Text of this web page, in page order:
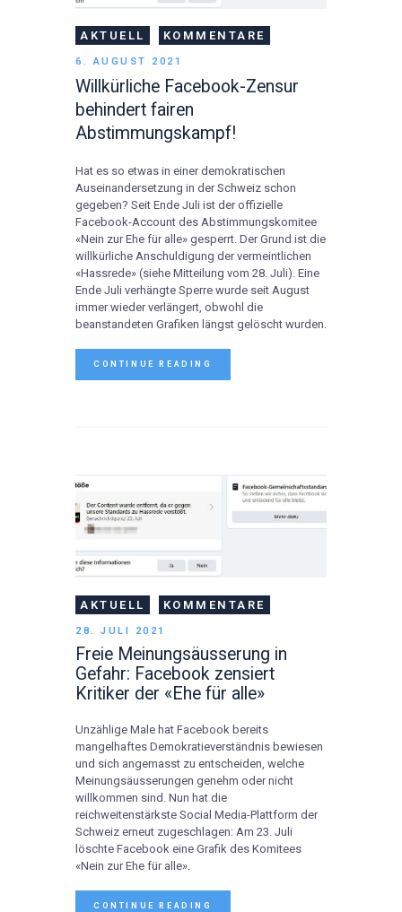
AKTUELL KOMMENTARE
6. AUGUST 2021
Willkürliche Facebook-Zensur
behindert fairen
Abstimmungskampf!
Hat es so etwas in einer demokratischen
Auseinandersetzung in der Schweiz schon
gegeben? Seit Ende Juli ist der offizielle
Facebook-Account des Abstimmungskomitee
«Nein zur Ehe für alle» gesperrt. Der Grund ist die
willkürliche Anschuldigung der vermeintlichen
«Hassrede» (siehe Mitteilung vom 28. Juli). Eine
Ende Juli verhängte Sperre wurde seit August
immer wieder verlängert, obwohl die
beanstandeten Grafiken längst gelöscht wurden.
CONTINUE READING
AKTUELL KOMMENTARE
28. JULI 2021
Freie Meinungsäusserung in
Gefahr: Facebook zensiert
Kritiker der «Ehe für alle»
Unzählige Male hat Facebook bereits
mangelhaftes Demokratieverständnis bewiesen
und sich angemasst zu entscheiden, welche
Meinungsäusserungen genehm oder nicht
willkommen sind. Nun hat die
reichweitenstärkste Social Media-Plattform der
Schweiz erneut zugeschlagen: Am 23. Juli
löschte Facebook eine Grafik des Komitees
«Nein zur Ehe für alle».
CONTINUE READING